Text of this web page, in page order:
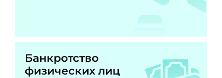
Банкротство
физических лиц